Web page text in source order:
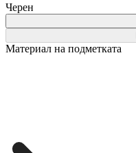
Черен
Материал на подметката